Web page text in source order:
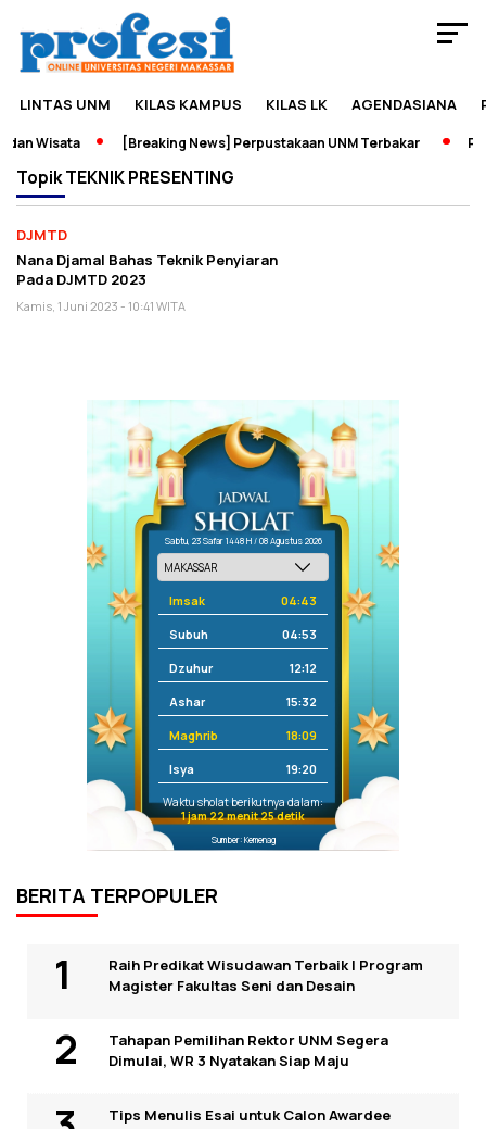
LINTAS UNM KILAS KAMPUS KILAS LK AGENDASIANA
Wisata [Breaking News] Perpustakaan UNM Terbakar
TopikTEKNIK PRESENTING
DJMTD
Nana Djamal Bahas Teknik Penyiaran
Pada DJMTD 2023
Kamis, 1 Juni 2023 - 10:41 WITA
Sabtu, 23 Safar 1448 H / 08 Agustus 2026
Imsak 04:43
Subuh 04:53
Dzuhur 12:12
Ashar 15:32
Maghrib 18:09
Isya 19:20
Waktu sholat berikutnya dalam:
1 jam 22 menit 25 detik
Sumber: Kemenag
BERITA TERPOPULER
Raih Predikat Wisudawan Terbaik I Program
Magister Fakultas Seni dan Desain
Tahapan Pemilihan Rektor UNM Segera
Dimulai, WR 3 Nyatakan Siap Maju
Tips Menulis Esai untuk Calon Awardee